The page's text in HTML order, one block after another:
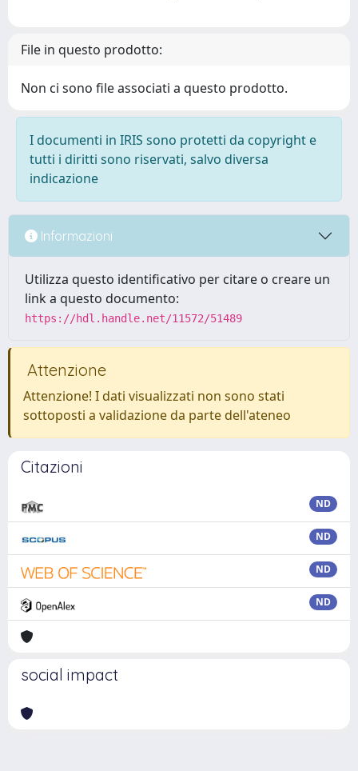
File in questo prodotto:
Non ci sono file associati a questo prodotto.
I documenti in IRIS sono protetti da copyright e
tutti i diritti sono riservati, salvo diversa
indicazione
Informazioni
Utilizza questo identificativo per citare o creare un
link a questo documento:
https://hdl.handle.net/11572/51489
Attenzione
Attenzione! I dati visualizzati non sono stati
sottoposti a validazione da parte dell'ateneo
Citazioni
ND
ND
ND
ND
social impact